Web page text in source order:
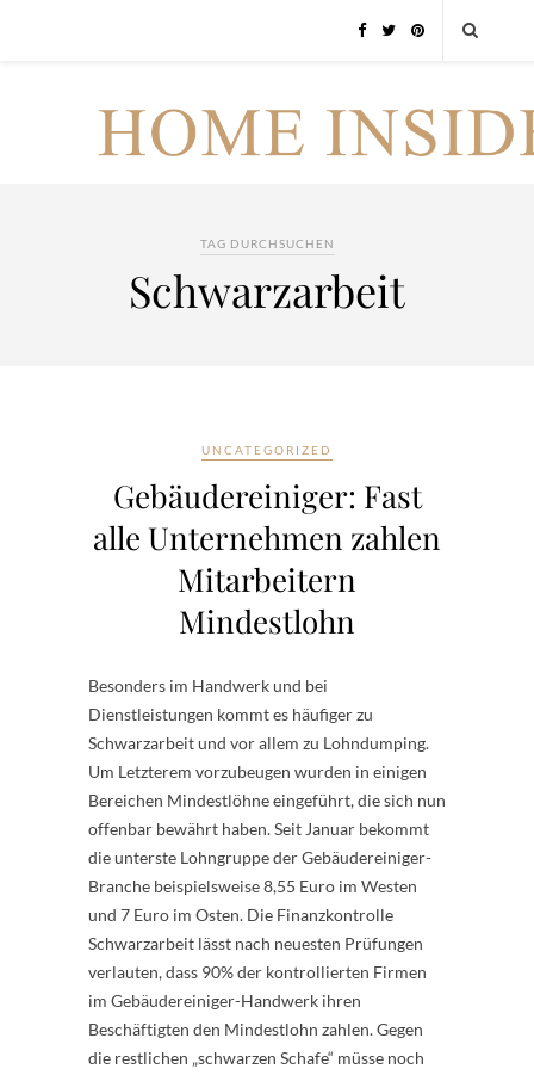
TAG DURCHSUCHEN
Schwarzarbeit
UNCATEGORIZED
Gebäudereiniger: Fast
alle Unternehmen zahlen
Mitarbeitern
Mindestlohn
Besonders im Handwerk und bei
Dienstleistungen kommt es häufiger zu
Schwarzarbeit und vor allem zu Lohndumping.
Um Letzterem vorzubeugen wurden in einigen
Bereichen Mindestlöhne eingeführt, die sich nun
offenbar bewährt haben. Seit Januar bekommt
die unterste Lohngruppe der Gebäudereiniger-
Branche beispielsweise 8,55 Euro im Westen
und 7 Euro im Osten. Die Finanzkontrolle
Schwarzarbeit lässt nach neuesten Prüfungen
verlauten, dass 90% der kontrollierten Firmen
im Gebäudereiniger-Handwerk ihren
Beschäftigten den Mindestlohn zahlen. Gegen
die restlichen „schwarzen Schafe“ müsse noch